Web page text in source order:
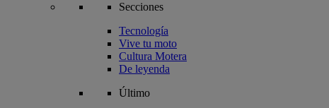
Secciones
Tecnología
Vive tu moto
Cultura Motera
De leyenda
Último